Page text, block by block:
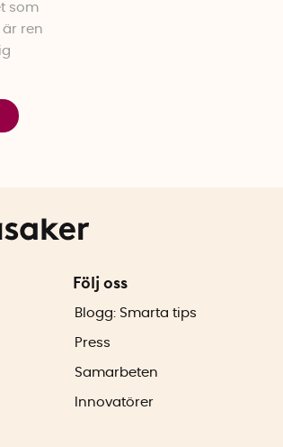
som
ren
Följ oss
Blogg: Smarta tips
Press
Samarbeten
Innovatörer